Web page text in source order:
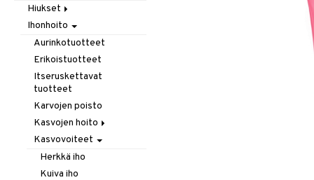
Hiukset
Gift Set
Harjat / Kammat
Hiuskuurit
Hiustenlähtö
Hiusväri
Hoitoaineet
Koristeita
Kuivashamppoo
Leave-in hoitoaine
Muotoilu
Ihonhoito
Aurinkotuotteet
Erikoistuotteet
Itseruskettavat
tuotteet
Karvojen poisto
Kasvojen hoito
Kasvovesi
Puhdistus
Silmämeikinpoisto
Kasvovoiteet
Herkkä iho
Kuiva iho